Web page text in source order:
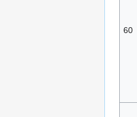
60